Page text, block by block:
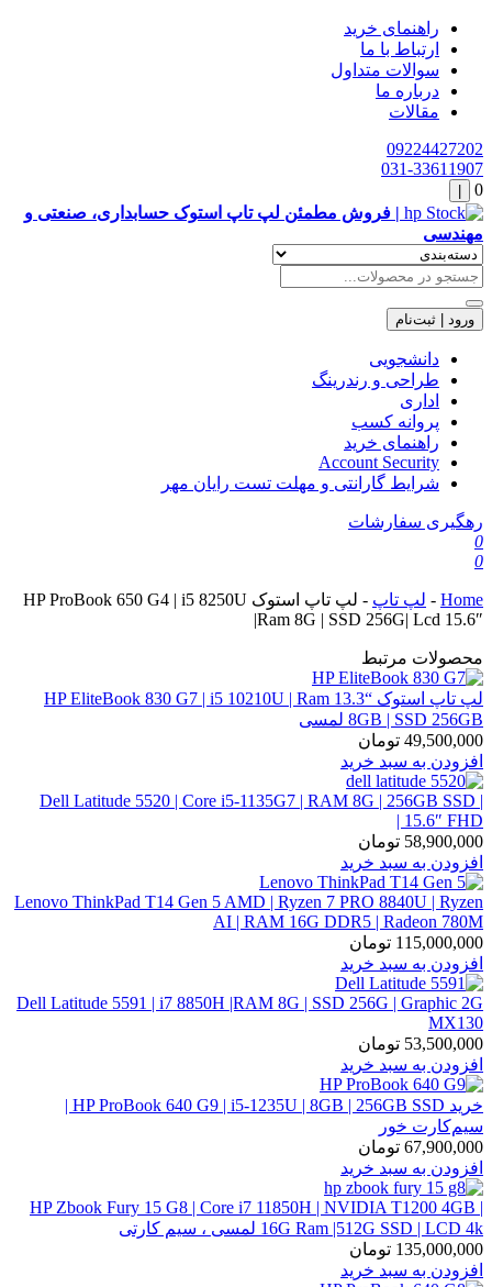
راهنمای خرید
ارتباط با ما
سوالات متداول
درباره ما
مقالات
09224427202
031-33611907
0
| فروش مطمئن لپ تاپ استوک حسابداری، صنعتی و
مهندسی
ورود | ثبت‌نام
دانشجویی
طراحی و رندرینگ
اداری
پروانه کسب
راهنمای خرید
Account Security
شرایط گارانتی و مهلت تست رایان مهر
رهگیری سفارشات
0
0
Home
- لپ تاپ -
لپ تاپ استوک HP ProBook 650 G4 | i5 8250U
|Ram 8G | SSD 256G| Lcd 15.6″
محصولات مرتبط
لپ تاپ استوک “13.3 HP EliteBook 830 G7 | i5 10210U | Ram
8GB | SSD 256GB لمسی
49,500,000 تومان
افزودن به سبد خرید
Dell Latitude 5520 | Core i5-1135G7 | RAM 8G | 256GB SSD |
15.6″ FHD |
58,900,000 تومان
افزودن به سبد خرید
Lenovo ThinkPad T14 Gen 5 AMD | Ryzen 7 PRO 8840U | Ryzen
AI | RAM 16G DDR5 | Radeon 780M
115,000,000 تومان
افزودن به سبد خرید
Dell Latitude 5591 | i7 8850H |RAM 8G | SSD 256G | Graphic 2G
MX130
53,500,000 تومان
افزودن به سبد خرید
خرید HP ProBook 640 G9 | i5-1235U | 8GB | 256GB SSD |
سیم‌کارت خور
67,900,000 تومان
افزودن به سبد خرید
HP Zbook Fury 15 G8 | Core i7 11850H | NVIDIA T1200 4GB |
16G Ram |512G SSD | LCD 4k لمسی ، سیم کارتی
135,000,000 تومان
افزودن به سبد خرید